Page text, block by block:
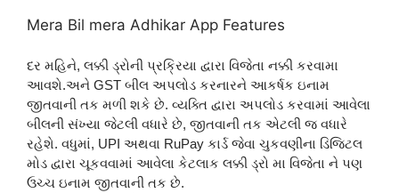
Mera Bil mera Adhikar App Features
દર મહિને, લક્કી ડ્રોની પ્રક્રિયા દ્વારા વિજેતા નક્કી કરવામા
આવશે.અને GST બીલ અપલોડ કરનારને આકર્ષક ઇનામ
જીતવાની તક મળી શકે છે. વ્યક્તિ દ્વારા અપલોડ કરવામાં આવેલા
બીલની સંખ્યા જેટલી વધારે છે, જીતવાની તક એટલી જ વધારે
રહેશે. વધુમાં, UPI અથવા RuPay કાર્ડ જેવા ચુકવણીના ડિજિટલ
મોડ દ્વારા ચૂકવવામાં આવેલા કેટલાક લક્કી ડ્રો મા વિજેતા ને પણ
ઉચ્ચ ઇનામ જીતવાની તક છે.